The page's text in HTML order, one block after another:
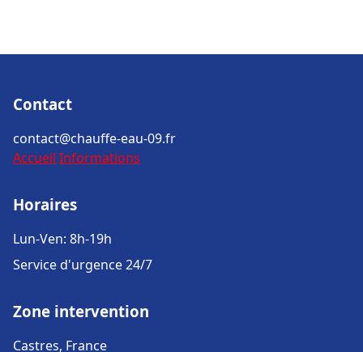
Contact
contact@chauffe-eau-09.fr
Accueil Informations
Horaires
Lun-Ven: 8h-19h
Service d'urgence 24/7
Zone intervention
Castres, France